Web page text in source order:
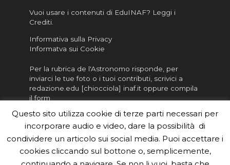
Vuoi usare i contenuti di EduINAF? Leggi i
Crediti.
Informativa sulla Privacy
Informatva sui Cookie
Per la rubrica de l'Astronomo risponde, per
inviarci le tue foto o i tuoi contributi, scrivici a
redazione.edu [chiocciola] inaf.it oppure compila
il form
Sei un insegnante? Scarica la nostrabrochureda
distribuire nella tua scuola e…
Questo sito utilizza cookie di terze parti necessari per
incorporare audio e video, dare la possibilità di
condividere un articolo sui social media. Puoi accettare i
cookies cliccando sul bottone o, semplicemente,